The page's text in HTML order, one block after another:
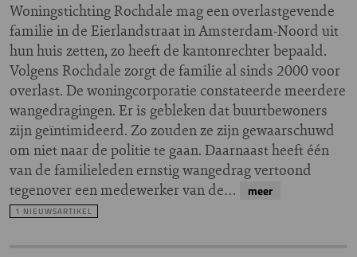
Woningstichting Rochdale mag een overlastgevende
familie in de Eierlandstraat in Amsterdam-Noord uit
hun huis zetten, zo heeft de kantonrechter bepaald.
Volgens Rochdale zorgt de familie al sinds 2000 voor
overlast. De woningcorporatie constateerde meerdere
wangedragingen. Er is gebleken dat buurtbewoners
zijn geïntimideerd. Zo zouden ze zijn gewaarschuwd
om niet naar de politie te gaan. Daarnaast heeft één
van de familieleden ernstig wangedrag vertoond
tegenover een medewerker van de…
meer
1 NIEUWSARTIKEL